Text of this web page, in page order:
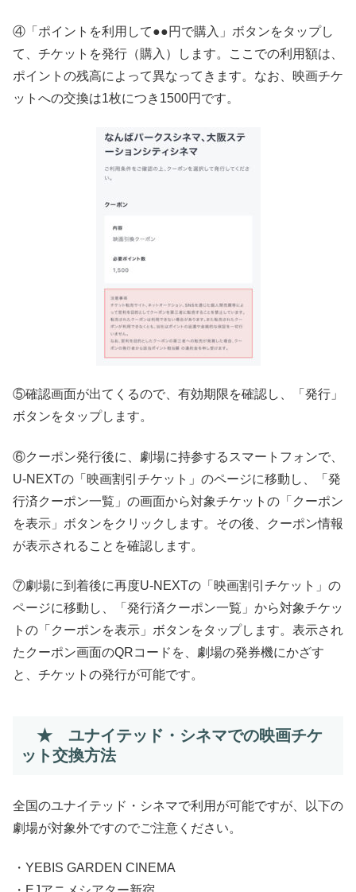
④「ポイントを利用して●●円で購入」ボタンをタップし
て、チケットを発行（購入）します。ここでの利用額は、
ポイントの残高によって異なってきます。なお、映画チケ
ットへの交換は1枚につき1500円です。
⑤確認画面が出てくるので、有効期限を確認し、「発行」
ボタンをタップします。
⑥クーポン発行後に、劇場に持参するスマートフォンで、
U-NEXTの「映画割引チケット」のページに移動し、「発
行済クーポン一覧」の画面から対象チケットの「クーポン
を表示」ボタンをクリックします。その後、クーポン情報
が表示されることを確認します。
⑦劇場に到着後に再度U-NEXTの「映画割引チケット」の
ページに移動し、「発行済クーポン一覧」から対象チケッ
トの「クーポンを表示」ボタンをタップします。表示され
たクーポン画面のQRコードを、劇場の発券機にかざす
と、チケットの発行が可能です。
★ ユナイテッド・シネマでの映画チケ
ット交換方法
全国のユナイテッド・シネマで利用が可能ですが、以下の
劇場が対象外ですのでご注意ください。
・YEBIS GARDEN CINEMA